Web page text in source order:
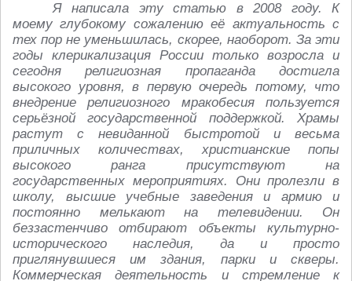
Я написала эту статью в 2008 году. К
моему глубокому сожалению её актуальность с
тех пор не уменьшилась, скорее, наоборот. За эти
годы клерикализация России только возросла и
сегодня религиозная пропаганда достигла
высокого уровня, в первую очередь потому, что
внедрение религиозного мракобесия пользуется
серьёзной государственной поддержкой. Храмы
растут с невиданной быстротой и весьма
приличных количествах, христианские попы
высокого ранга присутствуют на
государственных мероприятиях. Они пролезли в
школу, высшие учебные заведения и армию и
постоянно мелькают на телевидении. Он
беззастенчиво отбирают объекты культурно-
исторического наследия, да и просто
приглянувшиеся им здания, парки и скверы.
Коммерческая деятельность и стремление к